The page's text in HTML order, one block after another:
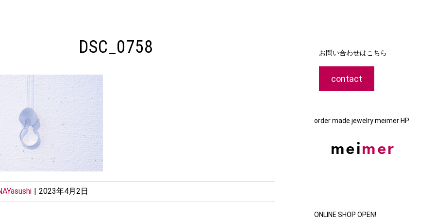
DSC_0758
| 2023年4月2日
お問い合わせはこちら
contact
order made jewelry meimer HP
ONLINE SHOP OPEN!